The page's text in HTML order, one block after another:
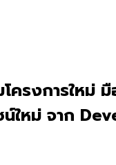
ครงการใหม่ มื
ใหม่ จาก